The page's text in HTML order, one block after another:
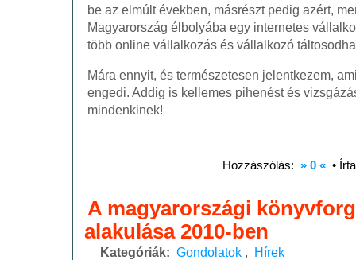
be az elmúlt években, másrészt pedig azért,
Magyarország élbolyába egy internetes
több online vállalkozás és vállalkozó
Mára ennyit, és természetesen jelentkezem,
engedi. Addig is kellemes pihenést és
mindenkinek!
Hozzászólás: » 0 « •
A magyarországi
alakulása 2010-ben
Kategóriák: Gondolatok , Hírek